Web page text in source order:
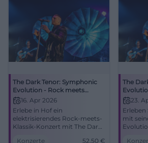
The Dark Tenor: Symphonic
Evolution - Rock meets
Klassik
16. Apr 2026
Erlebe in Hof ein
elektrisierendes Rock-meets-
Klassik-Konzert mit The Dark
Konzerte 52,50 €
The
23.
Erleben
mit